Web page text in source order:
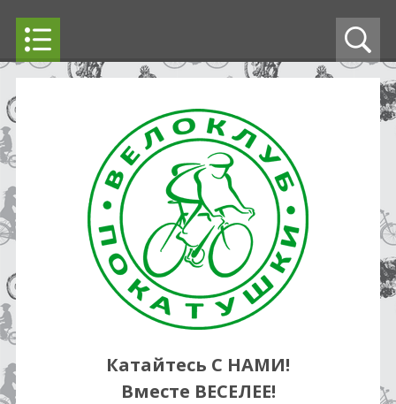
Катайтесь С НАМИ!
Вместе ВЕСЕЛЕЕ!